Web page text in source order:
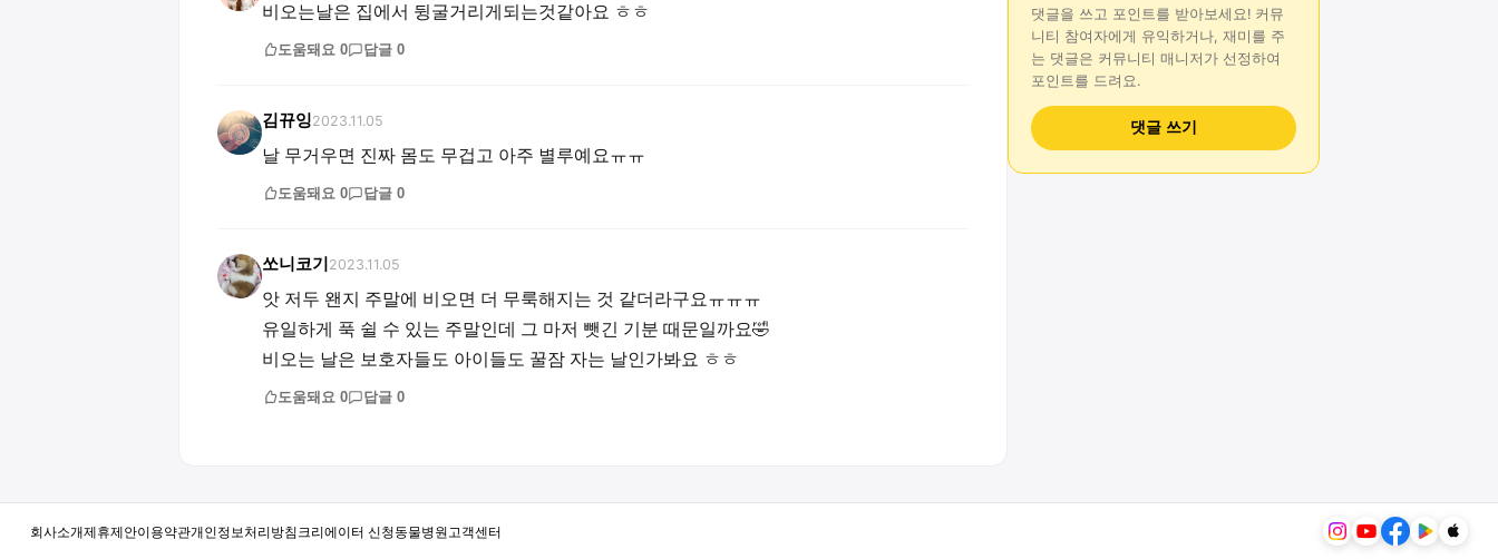
비오는날은 집에서 뒹굴거리게되는것같아요 ㅎㅎ
도움돼요 0 답글 0
김뀨잉2023.11.05
날 무거우면 진짜 몸도 무겁고 아주 별루예요ㅠㅠ
도움돼요 0 답글 0
쏘니코기 2023.11.05
앗 저두 왠지 주말에 비오면 더 무룩해지는 것 같더라구요ㅠㅠㅠ
유일하게 푹 쉴 수 있는 주말인데 그 마저 뺏긴 기분 때문일까요🤣
비오는 날은 보호자들도 아이들도 꿀잠 자는 날인가봐요 ㅎㅎ
도움돼요 0 답글 0
댓글을 쓰고 포인트를 받아보세요! 커뮤
니티 참여자에게 유익하거나, 재미를 주
는 댓글은 커뮤니티 매니저가 선정하여
포인트를 드려요.
댓글 쓰기
회사소개제휴제안이용약관개인정보처리방침크리에이터 신청동물병원고객센터